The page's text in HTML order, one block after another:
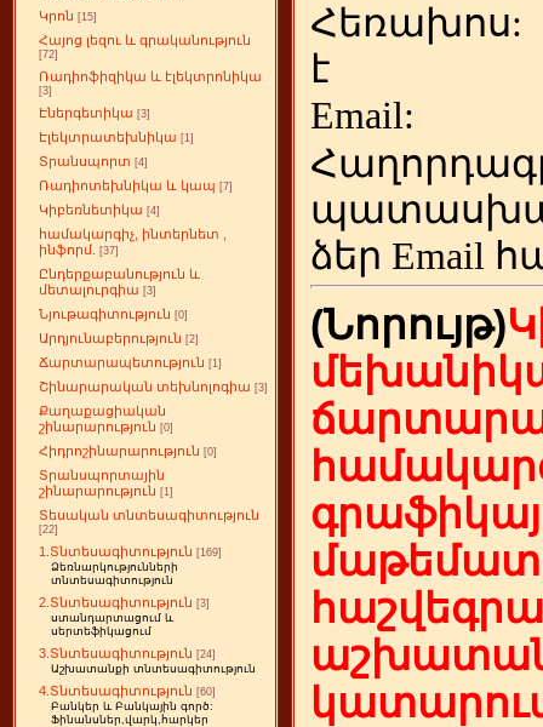
Կրոն [15]
Հայոց լեզու և գրականություն
[72]
Ռադիոֆիզիկա և էլեկտրոնիկա
[3]
Էներգետիկա [3]
Էլեկտրատեխնիկա [1]
Տրանսպորտ [4]
Ռադիոտեխնիկա և կապ [7]
Կիբեռնետիկա [4]
համակարգիչ, ինտերնետ ,
ինֆորմ.
[37]
Ընդերքաբանություն և
մետալուրգիա [3]
Նյութագիտություն [0]
Արդյունաբերություն [2]
Ճարտարապետություն [1]
Շինարարական տեխնոլոգիա [3]
Քաղաքացիական
շինարարություն [0]
Հիդրոշինարարություն [0]
Տրանսպորտային
շինարարություն [1]
Տեսական տնտեսագիտություն
[22]
1.Տնտեսագիտություն [169]
Ձեռնարկությունների
տնտեսագիտություն
2.Տնտեսագիտություն [3]
ստանդարտացում և
սերտեֆիկացում
3.Տնտեսագիտություն [24]
Աշխատանքի տնտեսագիտություն
4.Տնտեսագիտություն [60]
Բանկեր և Բանկային գործ:
Ֆինանսներ,վարկ,հարկեր
Հեռախոս
է
ձեր Email
(Նորույթ)